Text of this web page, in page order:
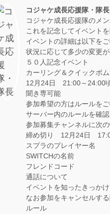
コジャケ成長応援隊・隊長
コジャケ成長応援隊のメ
これを記念してイベントを
イベントの詳細は以下をご
状況に応じて多少の変更
５０人記念イベント
カーリング＆クイックボ
12月24日 21:00～24:00
聞き専可能
参加希望の方はルールを
サーバー内のルールを確
参加募集チャンネルに次
締め切り 12月24日
スプラのプレイヤー名
SWITCHの名前
フレンドコード
通話について
イベントを知ったきっかけ
なお参加をキャンセルす
ルール